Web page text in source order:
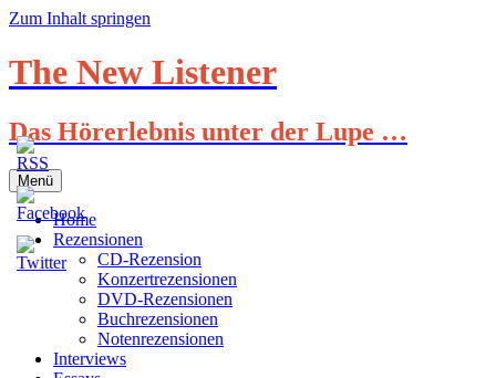
Zum Inhalt springen
The New Listener
Das Hörerlebnis unter der Lupe …
Menü
Home
Rezensionen
CD-Rezension
Konzertrezensionen
DVD-Rezensionen
Buchrezensionen
Notenrezensionen
Interviews